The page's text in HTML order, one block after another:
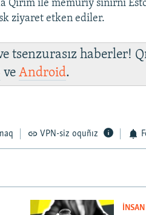
Qırım ile memuriy sıñırnı
ziyaret etken ediler.
tsenzurasız haberler!
veAndroid.
VPN-siz oquñız